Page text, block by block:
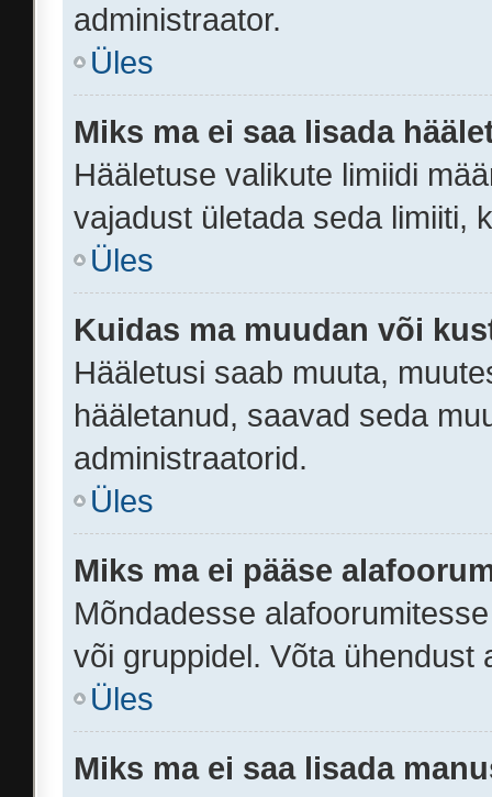
administraator.
Üles
Miks ma ei saa lisada
Hääletuse valikute limiidi
vajadust ületada seda limiiti,
Üles
Kuidas ma muudan või
Hääletusi saab muuta,
hääletanud, saavad seda
administraatorid.
Üles
Miks ma ei pääse
Mõndadesse
või gruppidel. Võta ühendust
Üles
Miks ma ei saa lisada